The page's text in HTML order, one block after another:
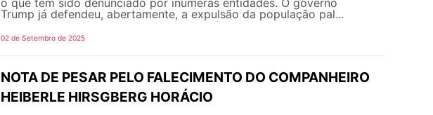
Trump já defendeu, abertamente, a expulsão da população pal...
02 de Setembro de 2025
NOTA DE PESAR PELO FALECIMENTO DO COMPANHEIRO
HEIBERLE HIRSGBERG HORÁCIO